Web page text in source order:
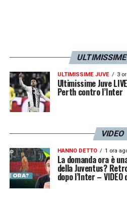
ULTIMISSIME JUVE 3
Ultimissime Juve
Perth contro l’Inter
VIDEO
HANNO DETTO 1 ora
La domanda ora è
della Juventus?
dopo l’Inter –